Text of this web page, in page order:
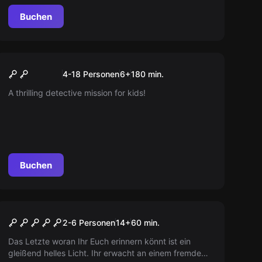
ihr den grandiosen Detektive wiederfinden?
Buchen
Neu
Operation Fox Hunt
4-18 Personen6+180 min.
A thrilling detective mission for kids!
Buchen
Space Escape
2-6 Personen14+60 min.
Das Letzte woran Ihr Euch erinnern könnt ist ein
gleißend helles Licht. Ihr erwacht an einem fremden